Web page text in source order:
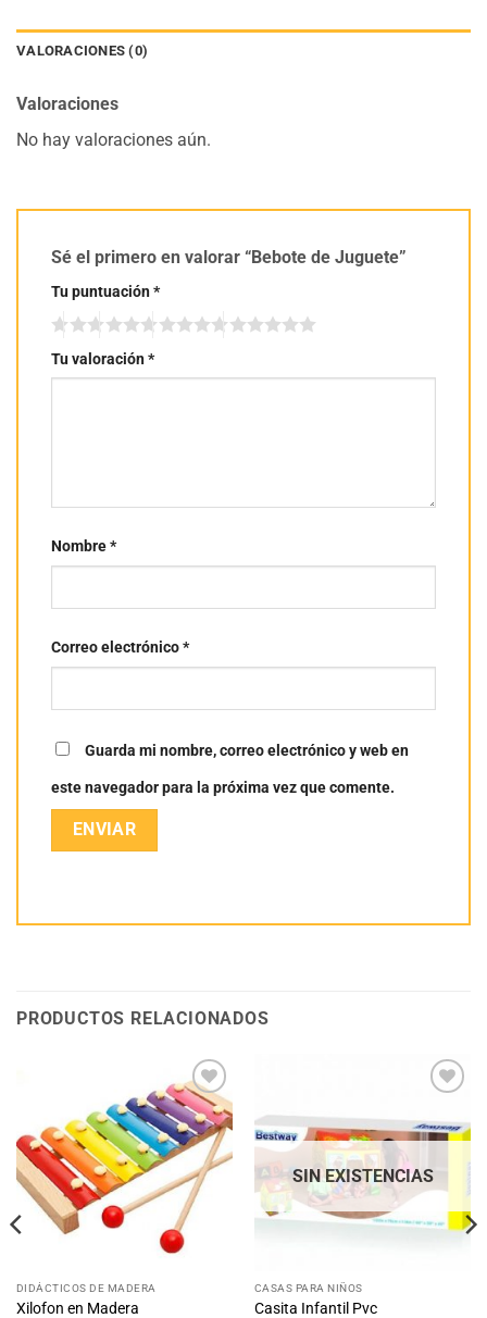
VALORACIONES (0)
Valoraciones
No hay valoraciones aún.
Sé el primero en valorar “Bebote de Juguete”
Tu puntuación*
Tu valoración*
Nombre*
Correo electrónico*
Guarda mi nombre, correo electrónico y web en
este navegador para la próxima vez que comente.
PRODUCTOS RELACIONADOS
DIDÁCTICOS DE MADERA
Xilofon en Madera
SIN EXISTENCIAS
CASAS PARA NIÑOS
Casita Infantil Pvc